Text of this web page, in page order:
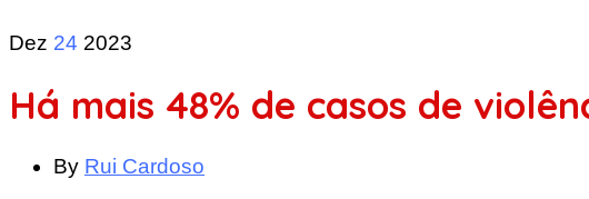
Dez 24 2023
Há mais 48% de casos de
By Rui Cardoso